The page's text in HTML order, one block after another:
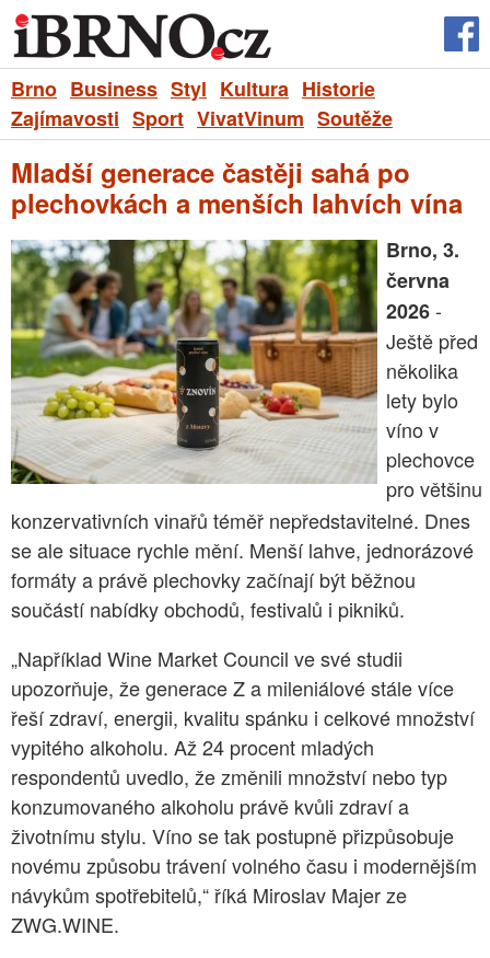
Brno Business Styl Kultura Historie
Zajímavosti Sport VivatVinum Soutěže
Mladší generace častěji sahá po
plechovkách a menších lahvích vína
Brno, 3.
června
2026-
Ještě před
několika
lety bylo
víno v
plechovce
pro většinu
konzervativních vinařů téměř nepředstavitelné. Dnes
se ale situace rychle mění. Menší lahve, jednorázové
formáty a právě plechovky začínají být běžnou
součástí nabídky obchodů, festivalů i pikniků.
„Například Wine Market Council ve své studii
upozorňuje, že generace Z a mileniálové stále více
řeší zdraví, energii, kvalitu spánku i celkové množství
vypitého alkoholu. Až 24 procent mladých
respondentů uvedlo, že změnili množství nebo typ
konzumovaného alkoholu právě kvůli zdraví a
životnímu stylu. Víno se tak postupně přizpůsobuje
novému způsobu trávení volného času i modernějším
návykům spotřebitelů,“ říká Miroslav Majer ze
ZWG.WINE.